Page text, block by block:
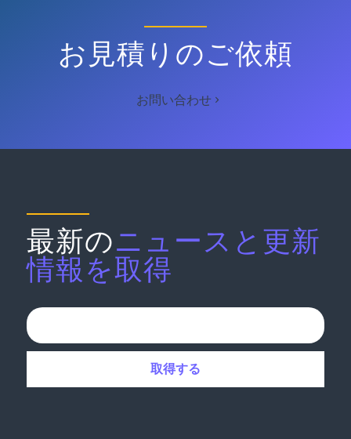
お見積りのご依頼
お問い合わせ
最新のニュースと更新
情報を取得